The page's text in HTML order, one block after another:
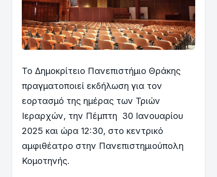
Το Δημοκρίτειο Πανεπιστήμιο Θράκης
πραγματοποιεί εκδήλωση για τον
εορτασμό της ημέρας των Τριών
Ιεραρχών, την Πέμπτη 30 Ιανουαρίου
2025 και ώρα 12:30, στο κεντρικό
αμφιθέατρο στην Πανεπιστημιούπολη
Κομοτηνής.